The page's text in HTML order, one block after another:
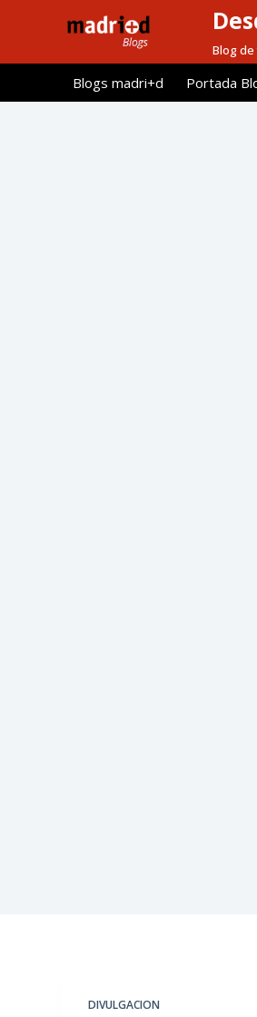
l
Blog
Blogs madri+d Portada
DIVULGACION